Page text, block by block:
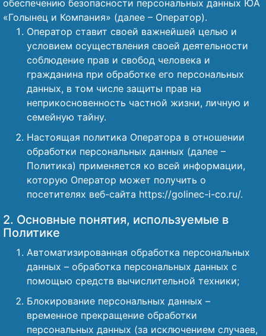
обеспечению безопасности персональных данных ЮА
«Голынец и Компания» (далее – Оператор).
Оператор ставит своей важнейшей целью и
условием осуществления своей деятельности
соблюдение прав и свобод человека и
гражданина при обработке его персональных
данных, в том числе защиты прав на
неприкосновенность частной жизни, личную и
семейную тайну.
Настоящая политика Оператора в отношении
обработки персональных данных (далее –
Политика) применяется ко всей информации,
которую Оператор может получить о
посетителях веб-сайта https://golinec-i-co.ru/.
2. Основные понятия, используемые в
Политике
Автоматизированная обработка персональных
данных – обработка персональных данных с
помощью средств вычислительной техники;
Блокирование персональных данных –
временное прекращение обработки
персональных данных (за исключением случаев,